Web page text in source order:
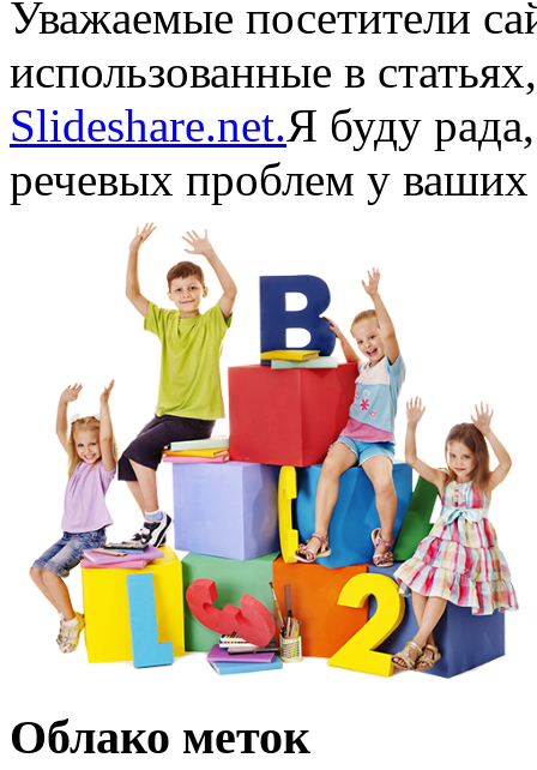
Уважаемые посетители
использованные в
Slideshare.net.Я буду
речевых проблем у ваших
Облако меток